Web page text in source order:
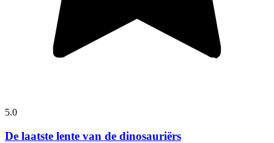
5.0
De laatste lente van de dinosauriërs